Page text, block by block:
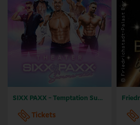
SIXX PAXX - Temptation Summer Hamburg 2026
Tickets